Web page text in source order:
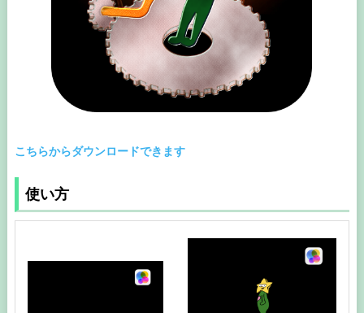
こちらからダウンロードできます
使い方